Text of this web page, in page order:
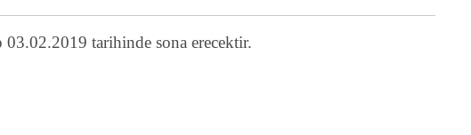
03.02.2019 tarihinde sona erecektir.